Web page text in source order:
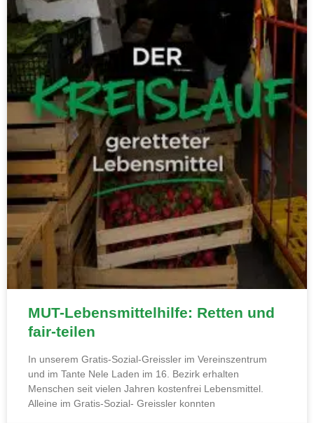
MUT-Lebensmittelhilfe: Retten und
fair-teilen
In unserem Gratis-Sozial-Greissler im Vereinszentrum
und im Tante Nele Laden im 16. Bezirk erhalten
Menschen seit vielen Jahren kostenfrei Lebensmittel.
Alleine im Gratis-Sozial- Greissler konnten